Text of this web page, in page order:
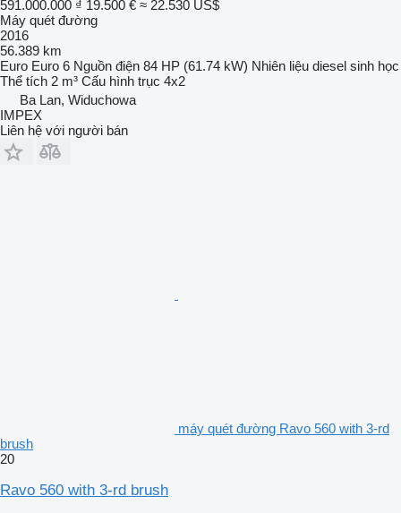
591.000.000 ₫ 19.500 € ≈ 22.530 US$
Máy quét đường
2016
56.389 km
Euro Euro 6 Nguồn điện 84 HP (61.74 kW) Nhiên liệu diesel sinh học
Thể tích 2 m³ Cấu hình trục 4x2
Ba Lan, Widuchowa
IMPEX
Liên hệ với người bán
máy quét đường Ravo 560 with 3-rd
brush
20
Ravo 560 with 3-rd brush